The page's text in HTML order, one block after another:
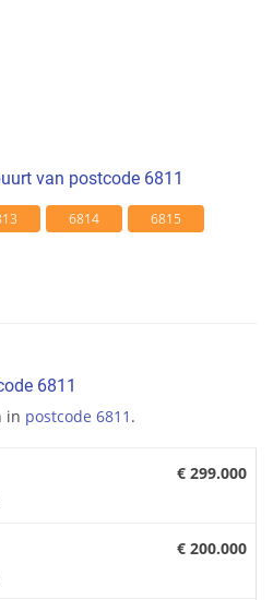
van postcode 6811
6814
6815
6811
in postcode 6811 .
€ 299.000
€ 200.000